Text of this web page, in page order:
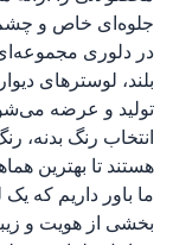
جلوه‌ای خاص و
در دلوری
بلند، لوسترهای
تولید و عرضه
انتخاب رنگ بدنه،
هستند تا بهترین
ما باور داریم که
بخشی از هویت و